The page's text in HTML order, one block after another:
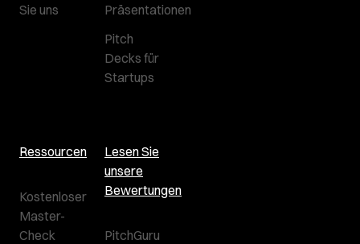
Sie uns
Präsentationen
Pitch
Decks für
Startups
Ressourcen
Kostenloser
Master-
Check
Lesen Sie
unsere
Bewertungen
PitchGuru